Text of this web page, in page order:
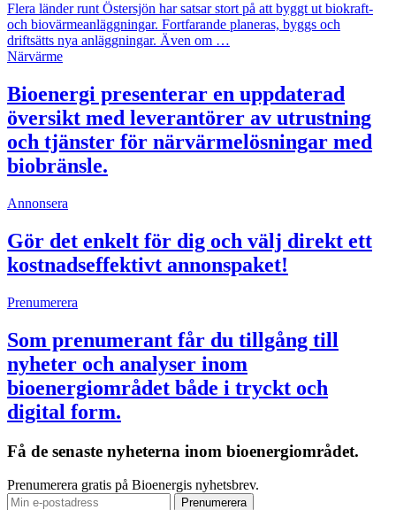
Flera länder runt Östersjön har satsar stort på att byggt ut biokraft-
och biovärmeanläggningar. Fortfarande planeras, byggs och
driftsätts nya anläggningar. Även om …
Närvärme
Bioenergi presenterar en uppdaterad
översikt med leverantörer av utrustning
och tjänster för närvärmelösningar med
biobränsle.
Annonsera
Gör det enkelt för dig och välj direkt ett
kostnadseffektivt annonspaket!
Prenumerera
Som prenumerant får du tillgång till
nyheter och analyser inom
bioenergiområdet både i tryckt och
digital form.
Få de senaste nyheterna inom bioenergiområdet.
Prenumerera gratis på Bioenergis nyhetsbrev.